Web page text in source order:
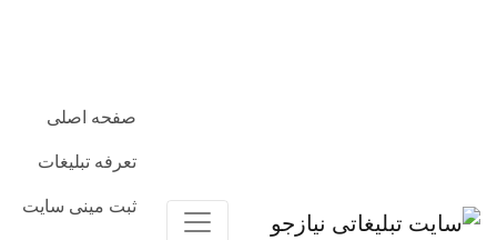
صفحه اصلی
تعرفه تبلیغات
ثبت مینی سایت